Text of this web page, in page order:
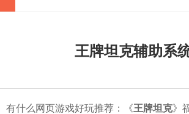
王牌坦克辅助系
有什么网页游戏好玩推荐：《王牌坦克》